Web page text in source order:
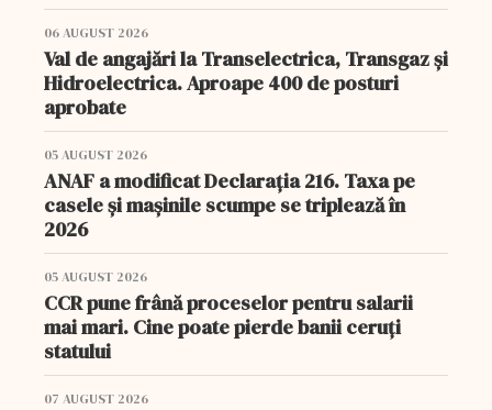
06 AUGUST 2026
Val de angajări la Transelectrica, Transgaz și
Hidroelectrica. Aproape 400 de posturi
aprobate
05 AUGUST 2026
ANAF a modificat Declarația 216. Taxa pe
casele și mașinile scumpe se triplează în
2026
05 AUGUST 2026
CCR pune frână proceselor pentru salarii
mai mari. Cine poate pierde banii ceruți
statului
07 AUGUST 2026